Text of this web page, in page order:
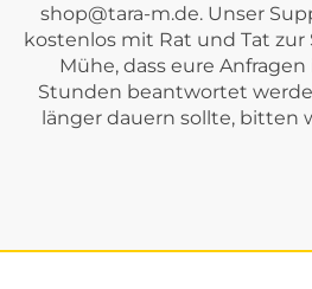
shop@tara-m.de. Unser
kostenlos mit Rat und Tat zur
Mühe, dass eure
Stunden beantwortet
länger dauern sollte, bitten